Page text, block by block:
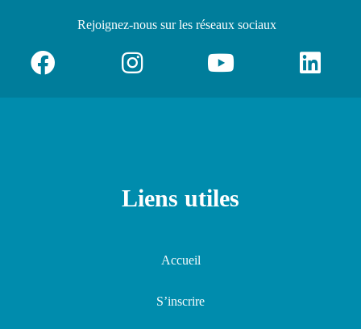
Rejoignez-nous sur les réseaux sociaux
Liens utiles
Accueil
S’inscrire